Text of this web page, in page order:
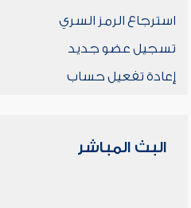
استرجاع الرمز السري
تسجيل عضو جديد
إعادة تفعيل حساب
البث المباشر